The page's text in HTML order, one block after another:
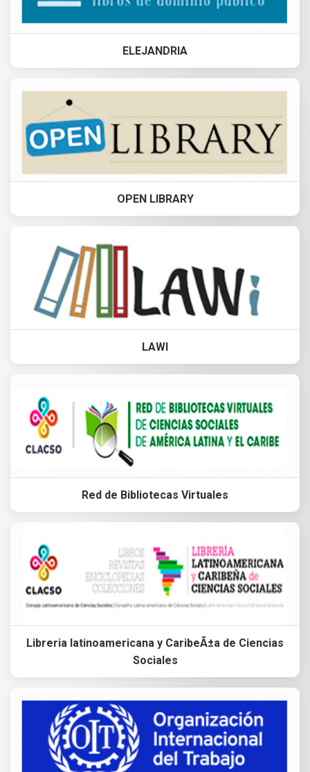
ELEJANDRIA
OPEN LIBRARY
LAWI
Red de Bibliotecas Virtuales
Libreria latinoamericana y CaribeÃ±a de Ciencias
Sociales